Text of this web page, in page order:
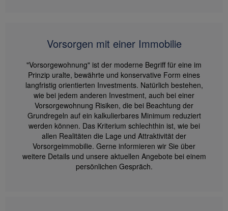
Vorsorgen mit einer Immobilie
"Vorsorgewohnung" ist der moderne Begriff für eine im
Prinzip uralte, bewährte und konservative Form eines
langfristig orientierten Investments. Natürlich bestehen,
wie bei jedem anderen Investment, auch bei einer
Vorsorgewohnung Risiken, die bei Beachtung der
Grundregeln auf ein kalkulierbares Minimum reduziert
werden können. Das Kriterium schlechthin ist, wie bei
allen Realitäten die Lage und Attraktivität der
Vorsorgeimmobilie. Gerne informieren wir Sie über
weitere Details und unsere aktuellen Angebote bei einem
persönlichen Gespräch.